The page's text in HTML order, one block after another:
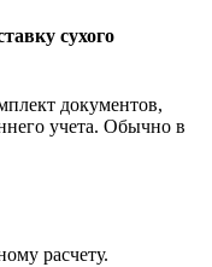
сухого
документов,
учета. Обычно в
расчету.